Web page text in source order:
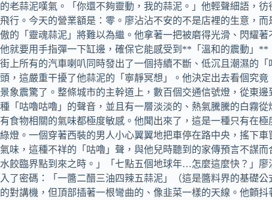
的老蒜泥嘆氣。「你還不夠靈動，我的蒜泥。」他輕聲細語，
飛行。今天的營業額是：零。廖沾沾不安的不是店裡的生意，
傲的「靈魂蒜泥」將難以為繼。他拿著一把被磨得光滑、閃耀
他就要用手指彈一下缸邊，確保它能感受到**「溫和的震動」
街上所有的汽車喇叭同時發出了一個持續不斷、低沉且潮濕
頭，這嚴重干擾了他蒜泥的「寧靜冥想」。他決定出去看個究
景象震驚了。整條城市的主幹道上，數百個交通信號燈，從東
種「咕嚕咕嚕」的聲音，並且有一層淡淡的、熱氣騰騰的白霧
有食物相關的氣味都極度敏感。他聞出來了，這是一種只有在
綠燈。一個穿著西裝的男人小心翼翼地把車停在路中央，搖下
氣味，這種不祥的「咕嚕」聲，與他兒時聽到的家傳預言不謀
水餃臨界點到來之時。」「七點五個地球年…怎麼這麼快？」
入了密碼：「一醬二醋三油四辣五蒜泥」（這是醬料界的基礎
的對講機，但頂部插著一根彎曲的、像韭菜一樣的天線。他顫